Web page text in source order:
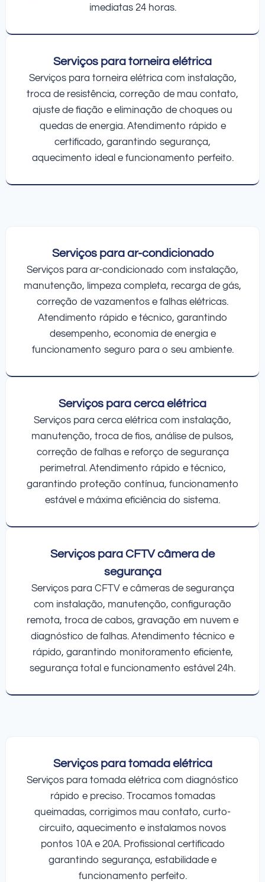
imediatas 24 horas.
Serviços para torneira elétrica
Serviços para torneira elétrica com instalação,
troca de resistência, correção de mau contato,
ajuste de fiação e eliminação de choques ou
quedas de energia. Atendimento rápido e
certificado, garantindo segurança,
aquecimento ideal e funcionamento perfeito.
Serviços para ar-condicionado
Serviços para ar-condicionado com instalação,
manutenção, limpeza completa, recarga de gás,
correção de vazamentos e falhas elétricas.
Atendimento rápido e técnico, garantindo
desempenho, economia de energia e
funcionamento seguro para o seu ambiente.
Serviços para cerca elétrica
Serviços para cerca elétrica com instalação,
manutenção, troca de fios, análise de pulsos,
correção de falhas e reforço de segurança
perimetral. Atendimento rápido e técnico,
garantindo proteção contínua, funcionamento
estável e máxima eficiência do sistema.
Serviços para CFTV câmera de
segurança
Serviços para CFTV e câmeras de segurança
com instalação, manutenção, configuração
remota, troca de cabos, gravação em nuvem e
diagnóstico de falhas. Atendimento técnico e
rápido, garantindo monitoramento eficiente,
segurança total e funcionamento estável 24h.
Serviços para tomada elétrica
Serviços para tomada elétrica com diagnóstico
rápido e preciso. Trocamos tomadas
queimadas, corrigimos mau contato, curto-
circuito, aquecimento e instalamos novos
pontos 10A e 20A. Profissional certificado
garantindo segurança, estabilidade e
funcionamento perfeito.